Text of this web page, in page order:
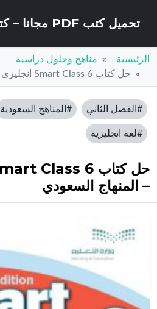
تحميل كتب PDF مجانا – كتب كو
الرئيسية
مناهج وحلول دراسية
حل كتاب Smart Class 6 انجليزي سادس – المنهاج السعودي
#الفصل الثاني #المناهج السعودية
#لغة انجليزية
– المنهاج السعودي